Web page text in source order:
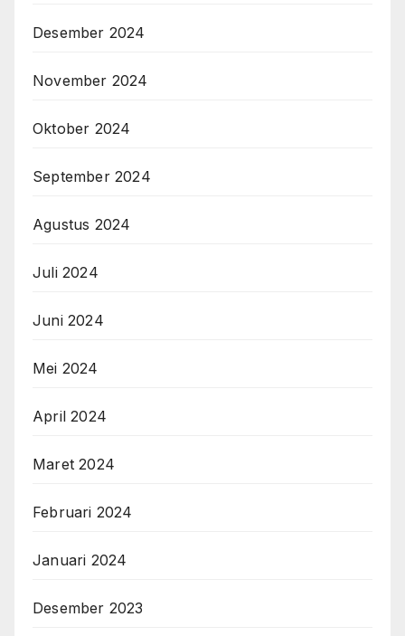
Desember 2024
November 2024
Oktober 2024
September 2024
Agustus 2024
Juli 2024
Juni 2024
Mei 2024
April 2024
Maret 2024
Februari 2024
Januari 2024
Desember 2023